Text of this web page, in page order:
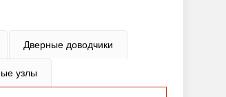
Дверные доводчики
узлы